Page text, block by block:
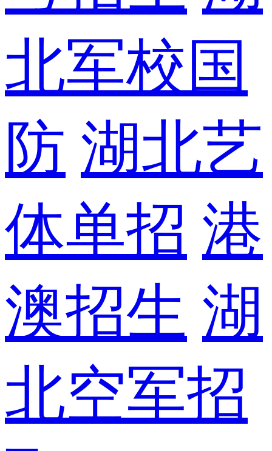
北军校国
防 湖北艺
体单招 港
澳招生 湖
北空军招